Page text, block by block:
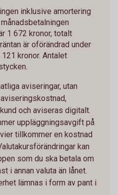
inklusive amortering
1 672 kronor, totalt
är oförändrad under
kronor. Antalet
aviseringar, utan
och aviseras digitalt.
uppläggningsavgift på
tillkommer en kostnad
kan
som du ska betala om
i annan valuta än lånet.
lämnas i form av pant i